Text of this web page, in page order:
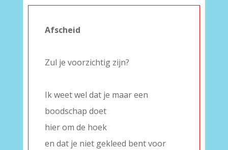
Afscheid
Zul je voorzichtig zijn?
Ik weet wel dat je maar een
boodschap doet
hier om de hoek
en dat je niet gekleed bent voor